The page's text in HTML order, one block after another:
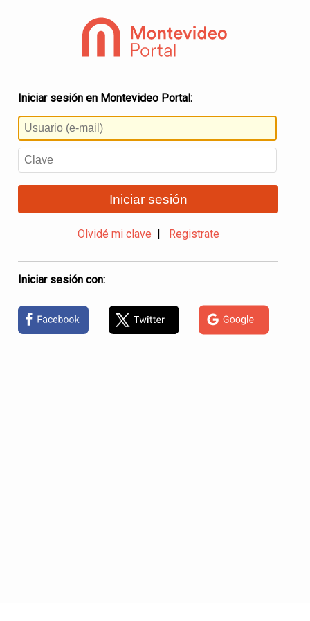
Iniciar sesión en Montevideo Portal:
Iniciar sesión
Olvidé mi clave Registrate
Iniciar sesión con: